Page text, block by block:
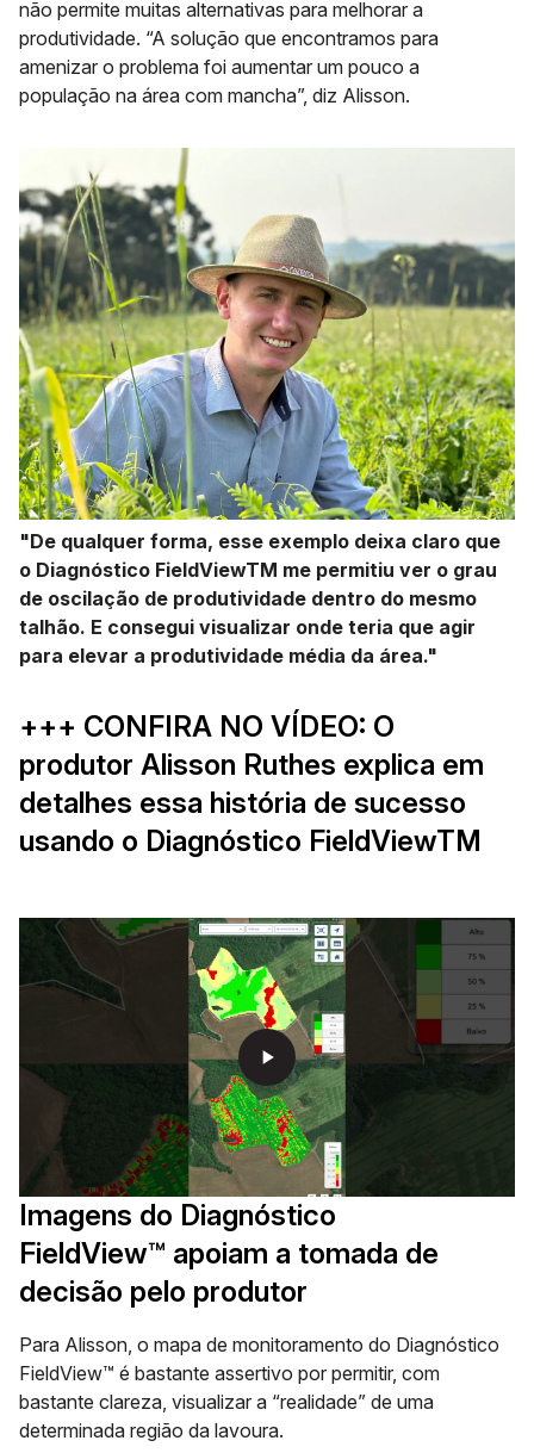
não permite muitas alternativas para melhorar a
produtividade. “A solução que encontramos para
amenizar o problema foi aumentar um pouco a
população na área com mancha”, diz Alisson.
"De qualquer forma, esse exemplo deixa claro que
o Diagnóstico FieldViewTM me permitiu ver o grau
de oscilação de produtividade dentro do mesmo
talhão. E consegui visualizar onde teria que agir
para elevar a produtividade média da área."
+++ CONFIRA NO VÍDEO: O
produtor Alisson Ruthes explica em
detalhes essa história de sucesso
usando o Diagnóstico FieldViewTM
play_arrow
Imagens do Diagnóstico
FieldView™ apoiam a tomada de
decisão pelo produtor
Para Alisson, o mapa de monitoramento do Diagnóstico
FieldView™ é bastante assertivo por permitir, com
bastante clareza, visualizar a “realidade” de uma
determinada região da lavoura.